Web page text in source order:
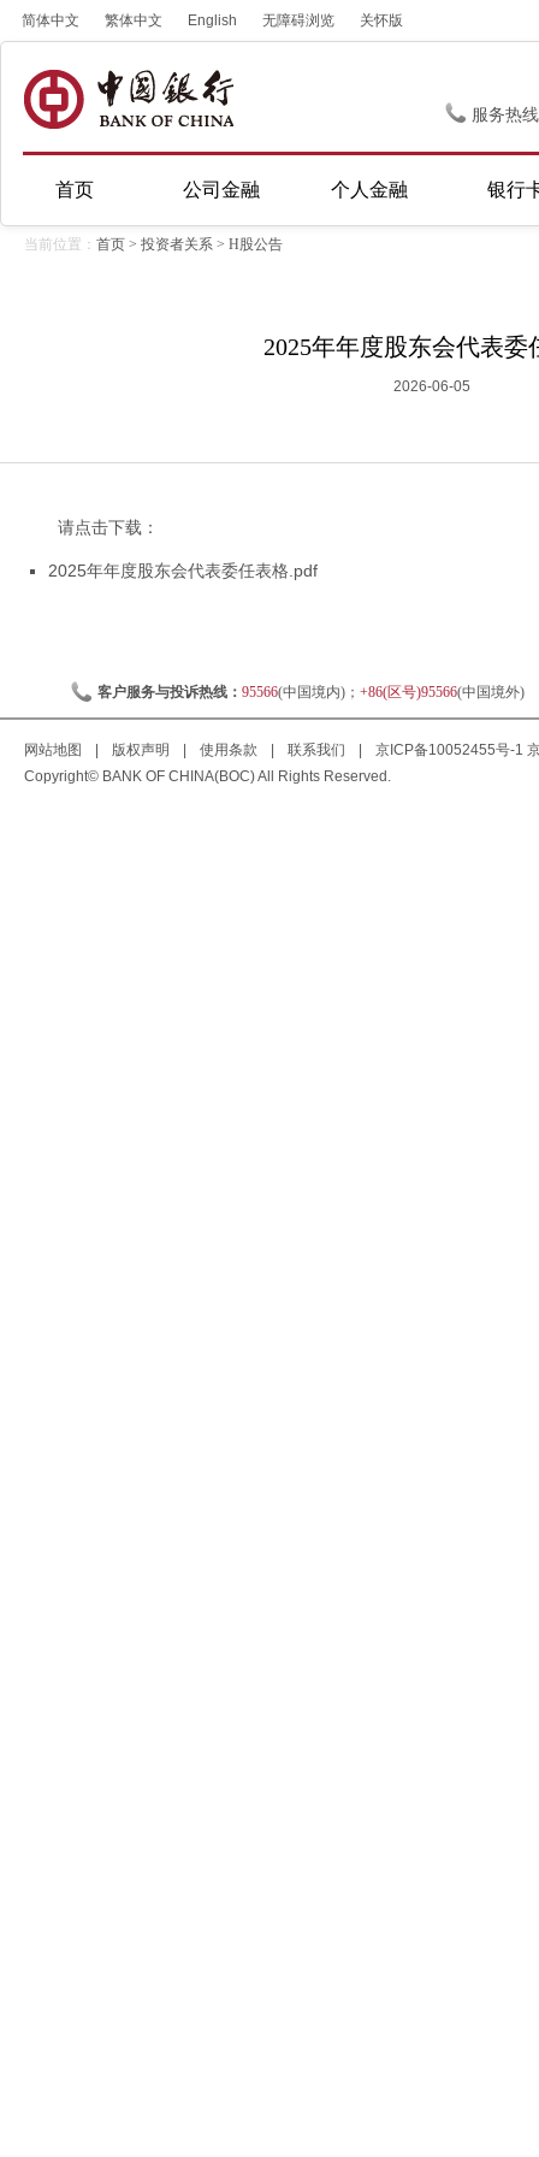
简体中文 繁体中文 English 无障碍浏览 关怀版
服务热
首页 公司金融 个人金融 银行
当前位置： 首页 > 投资者关系 > H股公告
2025年年度股东会代表委
2026-06-05
请点击下载：
2025年年度股东会代表委任表格.pdf
客户服务与投诉热线： 95566(中国境内)； +86(区号)95566(中国境外)
网站地图 版权声明 使用条款 联系我们 京ICP备10052455号-1
Copyright© BANK OF CHINA(BOC) All Rights Reserved.